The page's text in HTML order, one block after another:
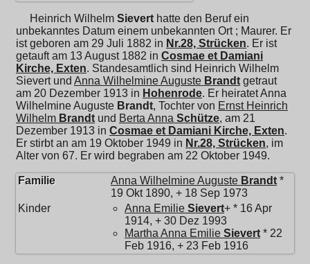
Heinrich Wilhelm Sievert hatte den Beruf ein
unbekanntes Datum einem unbekannten Ort ; Maurer. Er
ist geboren am 29 Juli 1882 in Nr.28, Strücken. Er ist
getauft am 13 August 1882 in Cosmae et Damiani
Kirche, Exten. Standesamtlich sind Heinrich Wilhelm
Sievert und Anna Wilhelmine Auguste Brandt getraut
am 20 Dezember 1913 in Hohenrode. Er heiratetAnna
Wilhelmine Auguste Brandt, Tochter von Ernst Heinrich
Wilhelm Brandt und Berta Anna Schütze, am 21
Dezember 1913 in Cosmae et Damiani Kirche, Exten.
Er stirbt an am 19 Oktober 1949 in Nr.28, Strücken, im
Alter von 67. Er wird begraben am 22 Oktober 1949.
Familie Anna Wilhelmine Auguste Brandt *
19 Okt 1890, + 18 Sep 1973
Kinder
Anna Emilie Sievert+ * 16 Apr
1914, + 30 Dez 1993
Martha Anna Emilie Sievert * 22
Feb 1916, + 23 Feb 1916